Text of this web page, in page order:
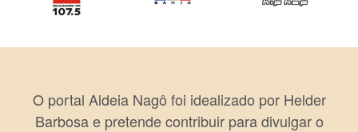
O portal Aldeia Nagô foi idealizado por Helder
Barbosa e pretende contribuir para divulgar o